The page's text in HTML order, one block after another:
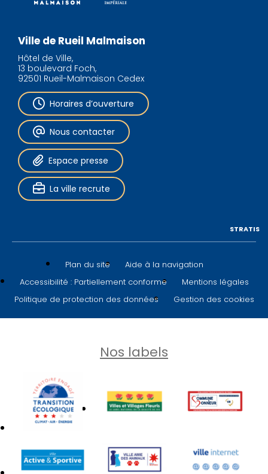
Ville de Rueil Malmaison
Hôtel de Ville,
13 boulevard Foch,
92501 Rueil-Malmaison Cedex
Horaires d’ouverture
Nous contacter
Espace presse
La ville recrute
Plan du site
Aide à la navigation
Accessibilité : Partiellement conforme
Mentions légales
Politique de protection des données
Gestion des cookies
STRATIS
Nos labels